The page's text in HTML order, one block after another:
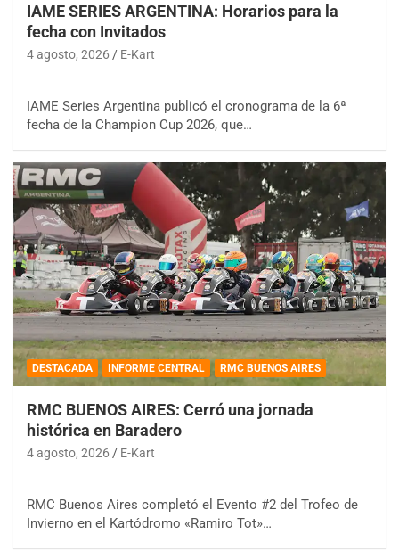
IAME SERIES ARGENTINA: Horarios para la
fecha con Invitados
4 agosto, 2026 E-Kart
IAME Series Argentina publicó el cronograma de la 6ª
fecha de la Champion Cup 2026, que…
DESTACADA INFORME CENTRAL RMC BUENOS AIRES
RMC BUENOS AIRES: Cerró una jornada
histórica en Baradero
4 agosto, 2026 E-Kart
RMC Buenos Aires completó el Evento #2 del Trofeo de
Invierno en el Kartódromo «Ramiro Tot»…